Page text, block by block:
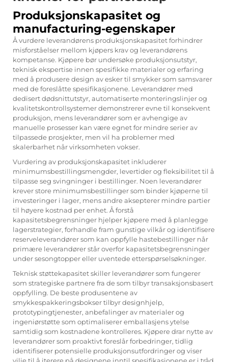
Produksjonskapasitet og
manufacturing-egenskaper
Å vurdere leverandørens produksjonskapasitet forhindrer
misforståelser mellom kjøpers krav og leverandørens
kompetanse. Kjøpere bør undersøke produksjonsutstyr,
teknisk ekspertise innen spesifikke materialer og erfaring
med å produsere design av esker til smykker som samsvarer
med de foreslåtte spesifikasjonene. Leverandører med
dedisert dødsnittutstyr, automatiserte monteringslinjer og
kvalitetskontrollsystemer demonstrerer evne til konsekvent
produksjon, mens leverandører som er avhengige av
manuelle prosesser kan være egnet for mindre serier av
tilpassede prosjekter, men vil ha problemer med
skalerbarhet når virksomheten vokser.
Vurdering av produksjonskapasitet inkluderer
minimumsbestillingsmengder, levertider og fleksibilitet til å
tilpasse seg svingninger i bestillinger. Noen leverandører
krever store minimumsbestillinger som binder kjøperne til
investeringer i lager, mens andre aksepterer mindre partier
til høyere kostnad per enhet. Å forstå
kapasitetsbegrensninger hjelper kjøpere med å planlegge
lagerstrategier, forhandle fram gunstige vilkår og identifisere
reserveleverandører som kan oppfylle hastebestillinger når
primære leverandører står overfor kapasitetsbegrensninger
under sesongtopper eller uventede etterspørselsøkninger.
Teknisk støttekapasitet skiller leverandører som fungerer
som strategiske partnere fra de som tilbyr transaksjonsbasert
oppfylling. De beste produsentene av
smykkespakkeringsbokser tilbyr designhjelp,
prototypingtjenester, anbefalinger av materialer og
ingeniørstøtte som optimaliserer emballasjens ytelse
samtidig som kostnadene kontrolleres. Kjøpere drar nytte av
leverandører som proaktivt foreslår forbedringer, tidlig
identifiserer potensielle produksjonsutfordringer og viser